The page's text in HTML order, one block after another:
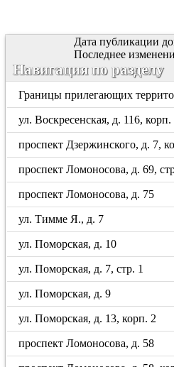
Дата публикации
Последнее
Навигация по разделу
Границы прилегающих
ул. Воскресенская, д. 116, корп.
проспект Дзержинского, д. 7,
проспект Ломоносова, д. 69,
проспект Ломоносова, д. 75
ул. Тимме Я., д. 7
ул. Поморская, д. 10
ул. Поморская, д. 7, стр. 1
ул. Поморская, д. 9
ул. Поморская, д. 13, корп. 2
проспект Ломоносова, д. 58